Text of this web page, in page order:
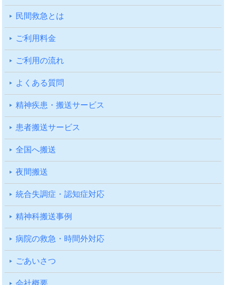
⺠間救急とは
ご利⽤料⾦
ご利⽤の流れ
よくある質問
精神疾患・搬送サービス
患者搬送サービス
全国へ搬送
夜間搬送
統合失調症・認知症対応
精神科搬送事例
病院の救急・時間外対応
ごあいさつ
会社概要